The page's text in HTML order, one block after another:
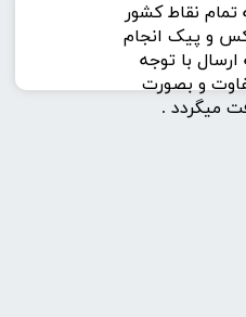
نقاط کشور
و پیک انجام
با توجه
و بصورت
میگردد .